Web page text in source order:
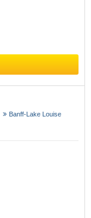
Banff-Lake Louise